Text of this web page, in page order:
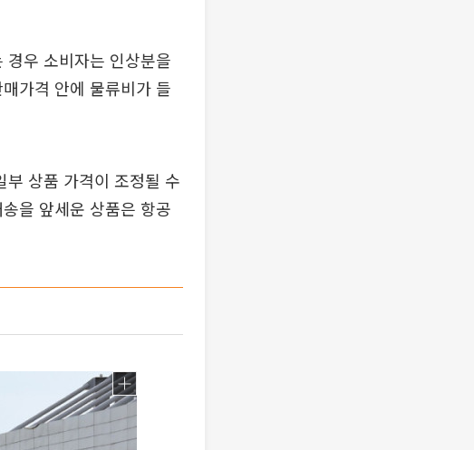
우 소비자는 인상분을
가격 안에 물류비가 들
상품 가격이 조정될 수
을 앞세운 상품은 항공